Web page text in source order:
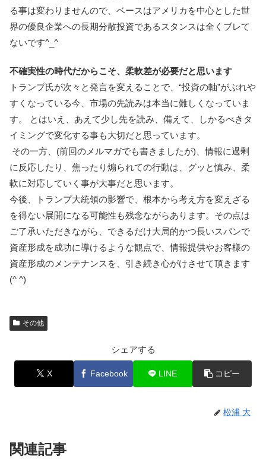
る事は変わりませんので、ベースはアメリカを中心とした世
界の優良企業への長期分散投資であるスタンスは全くブレて
ないです^_^
不確実性の時代だからこそ、柔軟差が必要だと思います
トランプ氏が次々と発言を変えることで、“投資の軸”がぶれや
すくなっている今、市場の先読みは本当に難しくなっていま
す。 とはいえ、あえて少し先を読み、備えて、しかるべきタ
イミングで変化する事も大切だと思っています。
その一方、(前回のメルマガでも書きましたが)、情報に過剰
に反応したり、焦ったり煽られての行動は、グッと慎み、柔
軟に対応していく事が大事だと思います。
今後、トランプ大統領の影響で、根本から考え方を変えざる
を得ない展開になる可能性も残念ながらあります。その点は
ご了承いただきながら、できるだけ大局的かつ長いスパンで
資産形成を成功に導けるような観点で、情報提供やお客様の
資産形成のメンテナンスを、引き続き心がけさせて頂きます
(^ ^)
その他
シェアする
X Facebook LINE コピー
松浦 大
関連記事